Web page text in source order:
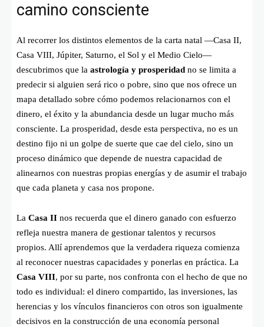
camino consciente
Al recorrer los distintos elementos de la carta natal —Casa II,
Casa VIII, Júpiter, Saturno, el Sol y el Medio Cielo—
descubrimos que la astrología y prosperidad no se limita a
predecir si alguien será rico o pobre, sino que nos ofrece un
mapa detallado sobre cómo podemos relacionarnos con el
dinero, el éxito y la abundancia desde un lugar mucho más
consciente. La prosperidad, desde esta perspectiva, no es un
destino fijo ni un golpe de suerte que cae del cielo, sino un
proceso dinámico que depende de nuestra capacidad de
alinearnos con nuestras propias energías y de asumir el trabajo
que cada planeta y casa nos propone.
La Casa II nos recuerda que el dinero ganado con esfuerzo
refleja nuestra manera de gestionar talentos y recursos
propios. Allí aprendemos que la verdadera riqueza comienza
al reconocer nuestras capacidades y ponerlas en práctica. La
Casa VIII, por su parte, nos confronta con el hecho de que no
todo es individual: el dinero compartido, las inversiones, las
herencias y los vínculos financieros con otros son igualmente
decisivos en la construcción de una economía personal